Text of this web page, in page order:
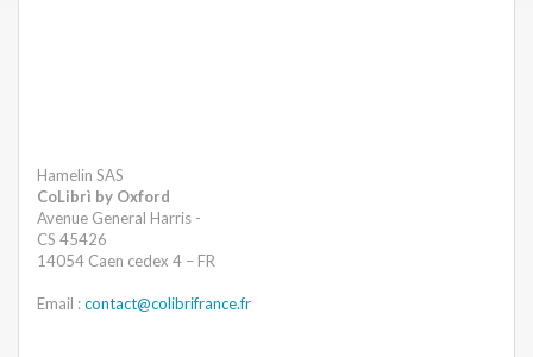
Hamelin SAS
CoLibrì by Oxford
Avenue General Harris -
CS 45426
14054 Caen cedex 4 – FR
Email :contact@colibrifrance.fr